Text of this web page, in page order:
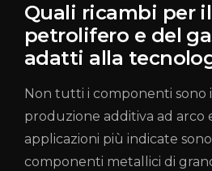
Quali ricambi per
petrolifero e del
adatti alla
Non tutti i componenti sono
produzione additiva ad arco
applicazioni più indicate
componenti metallici di